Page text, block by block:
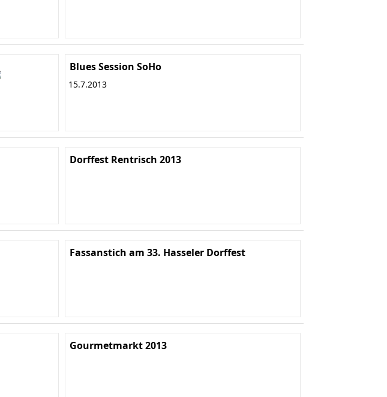
Blues Session SoHo
15.7.2013
Dorffest Rentrisch 2013
Fassanstich am 33. Hasseler Dorffest
Gourmetmarkt 2013